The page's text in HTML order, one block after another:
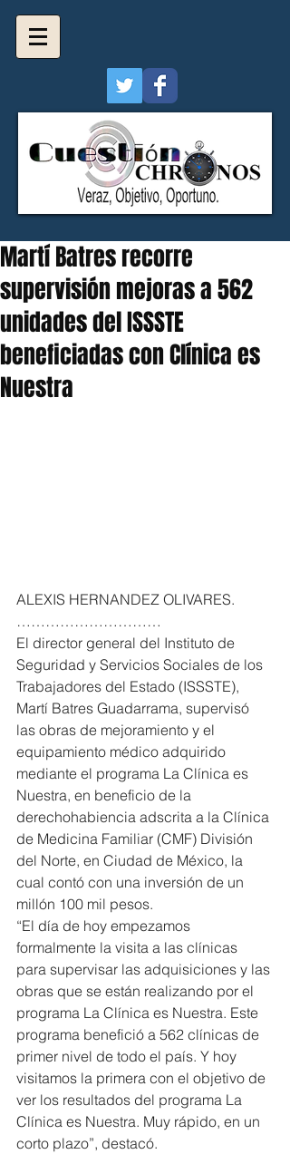
Martí Batres recorre
supervisión mejoras a 562
unidades del ISSSTE
beneficiadas con Clínica es
Nuestra
ALEXIS HERNANDEZ OLIVARES.
…………………………
El director general del Instituto de
Seguridad y Servicios Sociales de los
Trabajadores del Estado (ISSSTE),
Martí Batres Guadarrama, supervisó
las obras de mejoramiento y el
equipamiento médico adquirido
mediante el programa La Clínica es
Nuestra, en beneficio de la
derechohabiencia adscrita a la Clínica
de Medicina Familiar (CMF) División
del Norte, en Ciudad de México, la
cual contó con una inversión de un
millón 100 mil pesos.
“El día de hoy empezamos
formalmente la visita a las clínicas
para supervisar las adquisiciones y las
obras que se están realizando por el
programa La Clínica es Nuestra. Este
programa benefició a 562 clínicas de
primer nivel de todo el país. Y hoy
visitamos la primera con el objetivo de
ver los resultados del programa La
Clínica es Nuestra. Muy rápido, en un
corto plazo”, destacó.